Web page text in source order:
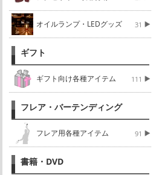
オイルランプ・LEDグッズ 31
ギフト
ギフト向け各種アイテム 111
フレア・バーテンディング
フレア用各種アイテム 91
書籍・DVD